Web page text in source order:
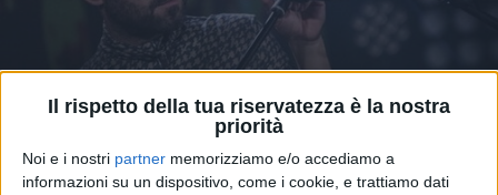
Il rispetto della tua riservatezza è la nostra
priorità
Noi e i nostri partner memorizziamo e/o accediamo a
informazioni su un dispositivo, come i cookie, e trattiamo dati
PIANO E VOCE 18 gen 2022